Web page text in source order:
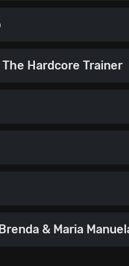
The Hardcore Trainer
& Maria